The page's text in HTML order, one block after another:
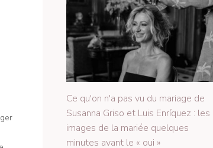
Ce qu'on n'a pas vu du mariage de
Susanna Griso et Luis Enríquez : les
images de la mariée quelques
minutes avant le « oui »